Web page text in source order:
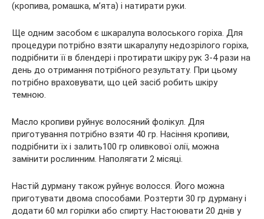
(кропива, ромашка, м’ята) і натирати руки.
Ще одним засобом є шкаралупа волоського горіха. Для
процедури потрібно взяти шкаралупу недозрілого горіха,
подрібнити її в блендері і протирати шкіру рук 3-4 рази на
день до отримання потрібного результату. При цьому
потрібно враховувати, що цей засіб робить шкіру
темною.
Масло кропиви руйнує волосяний фолікул. Для
приготування потрібно взяти 40 гр. Насіння кропиви,
подрібнити їх і залить100 гр оливкової олії, можна
замінити рослинним. Наполягати 2 місяці.
Настій дурману також руйнує волосся. Його можна
приготувати двома способами. Розтерти 30 гр дурману і
додати 60 мл горілки або спирту. Настоювати 20 днів у